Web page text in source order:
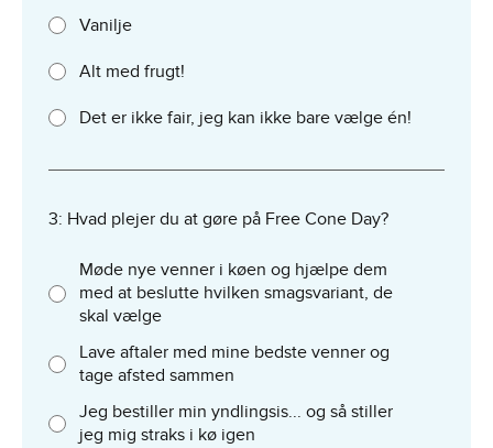
Vanilje
Alt med frugt!
Det er ikke fair, jeg kan ikke bare vælge én!
3: Hvad plejer du at gøre på Free Cone Day?
Møde nye venner i køen og hjælpe dem
med at beslutte hvilken smagsvariant, de
skal vælge
Lave aftaler med mine bedste venner og
tage afsted sammen
Jeg bestiller min yndlingsis... og så stiller
jeg mig straks i kø igen